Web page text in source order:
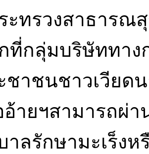
ะทรวงสาธารณ
ที่กลุ่มบริษัททาง
ชาชนชาวเวียด
ายฯสามารถผ่
าลรักษามะเร็ง